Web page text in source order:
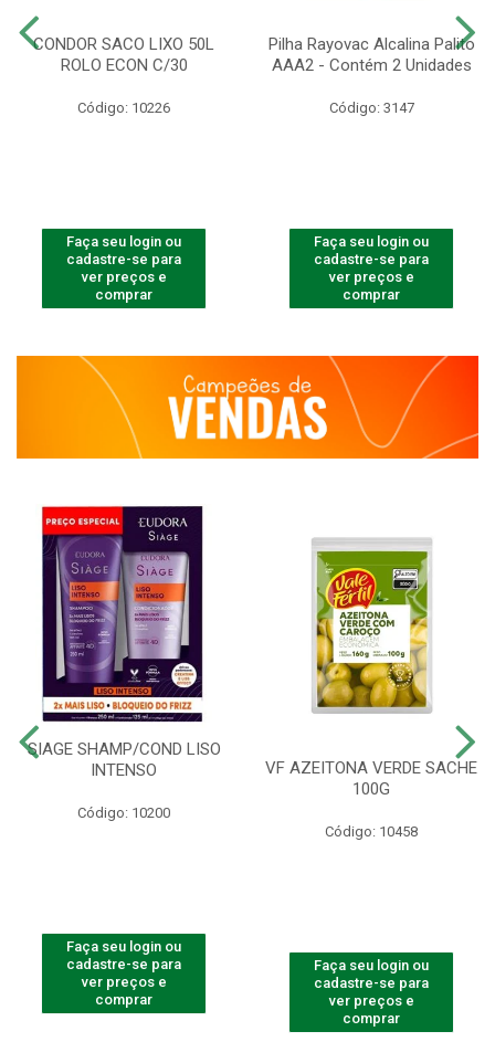
CONDOR SACO LIXO 50L
ROLO ECON C/30
Código: 10226
Faça seu login ou
cadastre-se para
ver preços e
comprar
Pilha Rayovac Alcalina Palito
AAA2 - Contém 2 Unidades
Código: 3147
Faça seu login ou
cadastre-se para
ver preços e
comprar
SIAGE SHAMP/COND LISO
INTENSO
Código: 10200
Faça seu login ou
cadastre-se para
ver preços e
comprar
VF AZEITONA VERDE SACHE
100G
Código: 10458
Faça seu login ou
cadastre-se para
ver preços e
comprar